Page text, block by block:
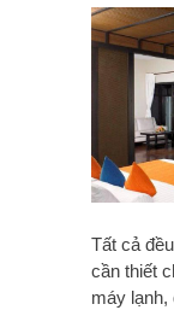
Tất cả
cần thiết
máy lạnh,